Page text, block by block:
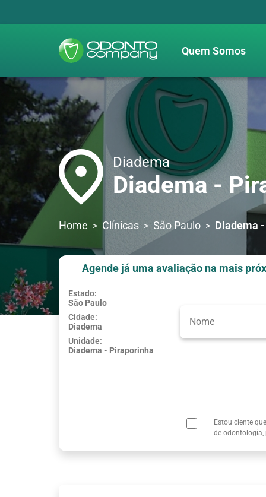
Quem Somos
Diadema
Diadema -
Home Clínicas São Paulo Diadema
Agende já uma avaliação na mais
Usar minha localização
Estado:
São Paulo
Cidade:
Diadema
Unidade:
Diadema - Piraporinha
Estou ciente
de odontologia,